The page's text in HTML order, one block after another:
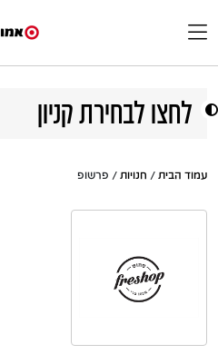
לחצו לבחירת קניון
עמוד הבית / חנויות / פרשופ